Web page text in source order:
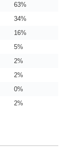
63%
34%
16%
5%
2%
2%
0%
2%